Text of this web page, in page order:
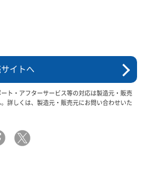
イトへ
ト・アフターサービス等の対応は製造元・販売
詳しくは、製造元・販売元にお問い合わせいた